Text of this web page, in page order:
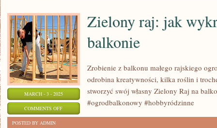
EFEKTYWNE
POMOCE
DYDAKTYCZNE
MARCH - 3 - 2025
COMMENTS OFFON
Zielony raj: jak
balkonie
Zrobienie z balkonu małego rajskiego
odrobina kreatywności, kilka roślin i
stworzyć swój własny Zielony Raj na
#ogrodbalkonowy #hobbyródzinne
POSTED BY ADMIN